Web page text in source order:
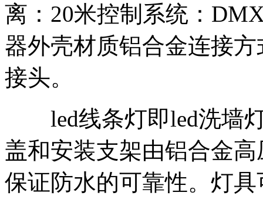
离：20米控制系统：
器外壳材质铝合金连接
接头。
led线条灯即led洗墙灯
盖和安装支架由铝合金
保证防水的可靠性。灯